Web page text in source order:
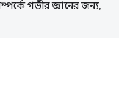
গভীর জ্ঞানের জন্য,